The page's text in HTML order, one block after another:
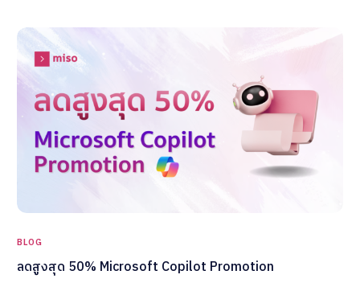
BLOG
ลดสูงสุด 50% Microsoft Copilot Promotion